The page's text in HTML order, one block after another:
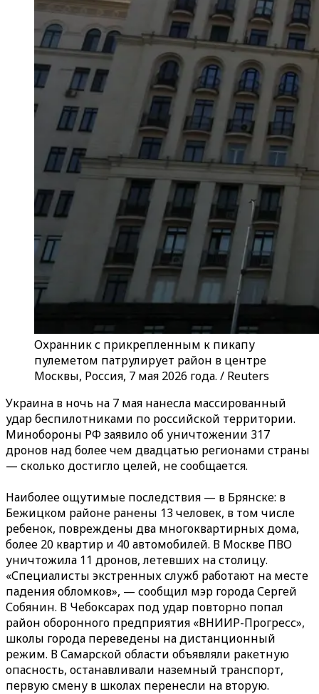
Охранник с прикрепленным к пикапу
пулеметом патрулирует район в центре
Москвы, Россия, 7 мая 2026 года. / Reuters
Украина в ночь на 7 мая нанесла массированный
удар беспилотниками по российской территории.
Минобороны РФ заявило об уничтожении 317
дронов над более чем двадцатью регионами страны
— сколько достигло целей, не сообщается.
Наиболее ощутимые последствия — в Брянске: в
Бежицком районе ранены 13 человек, в том числе
ребенок, повреждены два многоквартирных дома,
более 20 квартир и 40 автомобилей. В Москве ПВО
уничтожила 11 дронов, летевших на столицу.
«Специалисты экстренных служб работают на месте
падения обломков», — сообщил мэр города Сергей
Собянин. В Чебоксарах под удар повторно попал
район оборонного предприятия «ВНИИР-Прогресс»,
школы города переведены на дистанционный
режим. В Самарской области объявляли ракетную
опасность, останавливали наземный транспорт,
первую смену в школах перенесли на вторую.